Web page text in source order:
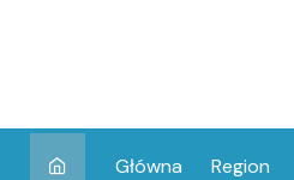
Główna Region